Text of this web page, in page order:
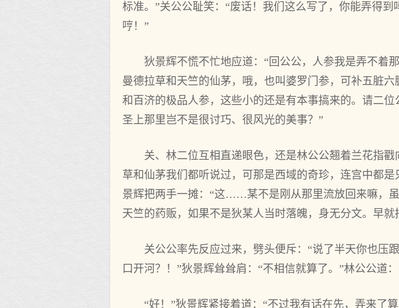
标准。”关公公耻笑：“废话！我们这么写了，你能弄得
哼！”
狄景辉不慌不忙地应道：“回公公，人参我是弄不着
曼德拉草和天竺的仙茅，哦，也叫婆罗门参，可补五脏
和百济的极品人参，这些小的还是有本事搞来的。请二
圣上那里岂不是很讨巧、很风光的美事？”
关、林二位互相直递眼色，还是林公公翘着兰花指
草和仙茅我们都听说过，可那是西域的奇珍，连宫中都
景辉把两手一摊：“这……某不是刚从那里流放回来嘛，
天竺的药贩，如果不是狄某人当时落魄，身无分文。早
关公公率先反应过来，劈头便斥：“说了半天你也压
口开河？！”狄景辉耸耸肩：“不相信就算了。”林公公道
“好！”狄景辉紧接着道：“不过我有话在先，弄来了